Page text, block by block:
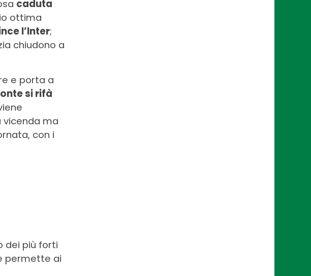
caduta
ottima
l’Inter;
chiudono a
e porta a
si rifà
vicenda ma
con i
dei più forti
permette ai